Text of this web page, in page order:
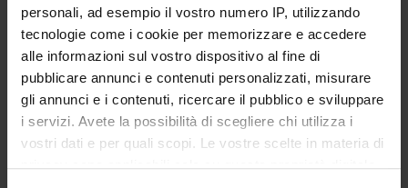
personali, ad esempio il vostro numero IP, utilizzando
tecnologie come i cookie per memorizzare e accedere
alle informazioni sul vostro dispositivo al fine di
pubblicare annunci e contenuti personalizzati, misurare
gli annunci e i contenuti, ricercare il pubblico e sviluppare
i servizi. Avete la possibilità di scegliere chi utilizza i
vostri dati e per quali scopi. Le vostre scelte in materia di
privacy sono applicabili solo su questa proprietà digitale
Seminari 0
Obiettivi formativi
Il fenomeno delle dipendenze è di per sé un fenomeno
complesso, che, per quanto riguarda il suo sviluppo e il
mantenimento, è in stretta relazione – oltre alle scelte
individuali – con tutta una serie di fattori di ordine